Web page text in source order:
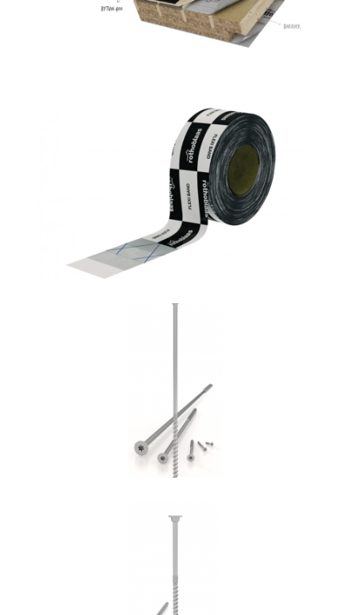
Flexi band
ROTHOBLAAS
ROTHOBLAAS
ROTHOBLAAS